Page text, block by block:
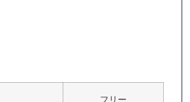
フリー